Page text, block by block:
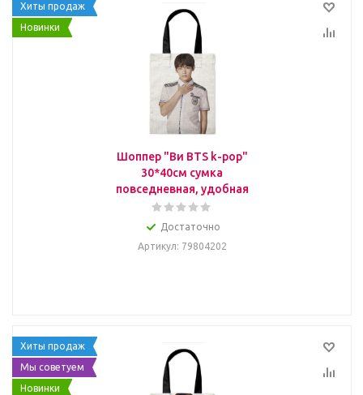
Хиты продаж
Новинки
Шоппер "Ви BTS k-pop"
30*40см сумка
повседневная, удобная
Достаточно
Артикул: 79804202
Хиты продаж
Мы советуем
Новинки